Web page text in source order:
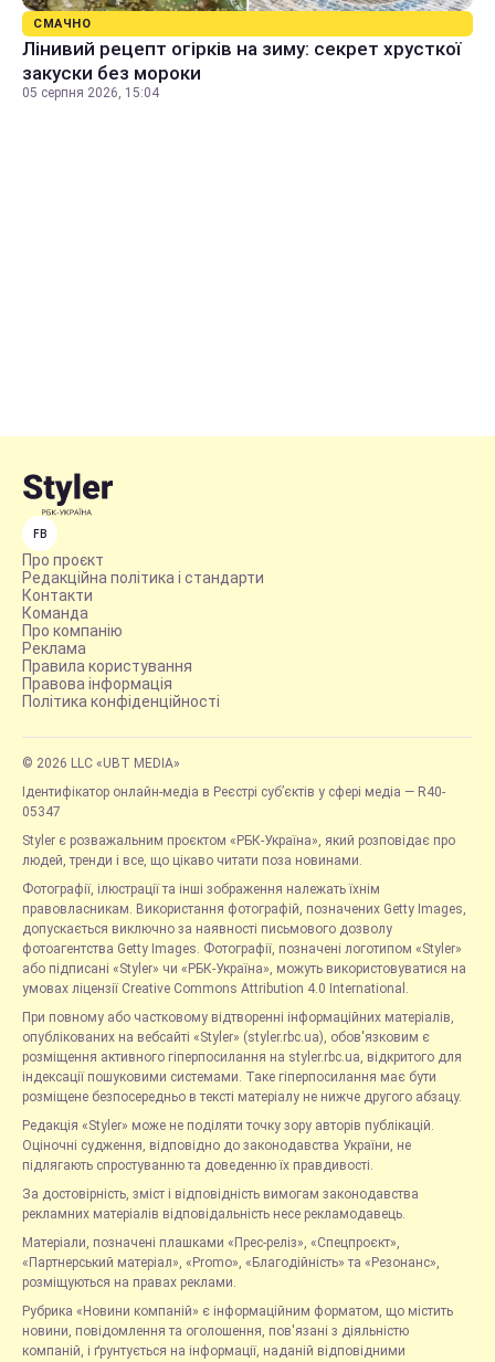
СМАЧНО
Лінивий рецепт огірків на зиму: секрет хрусткої
закуски без мороки
05 серпня 2026, 15:04
FB
Про проєкт
Редакційна політика і стандарти
Контакти
Команда
Про компанію
Реклама
Правила користування
Правова інформація
Політика конфіденційності
© 2026 LLC «UBT MEDIA»
Ідентифікатор онлайн-медіа в Реєстрі суб’єктів у сфері медіа — R40-
05347
Styler є розважальним проєктом «РБК-Україна», який розповідає про
людей, тренди і все, що цікаво читати поза новинами.
Фотографії, ілюстрації та інші зображення належать їхнім
правовласникам. Використання фотографій, позначених Getty Images,
допускається виключно за наявності письмового дозволу
фотоагентства Getty Images. Фотографії, позначені логотипом «Styler»
або підписані «Styler» чи «РБК-Україна», можуть використовуватися на
умовах ліцензії Creative Commons Attribution 4.0 International.
При повному або частковому відтворенні інформаційних матеріалів,
опублікованих на вебсайті «Styler» (styler.rbc.ua), обов'язковим є
розміщення активного гіперпосилання на styler.rbc.ua, відкритого для
індексації пошуковими системами. Таке гіперпосилання має бути
розміщене безпосередньо в тексті матеріалу не нижче другого абзацу.
Редакція «Styler» може не поділяти точку зору авторів публікацій.
Оціночні судження, відповідно до законодавства України, не
підлягають спростуванню та доведенню їх правдивості.
За достовірність, зміст і відповідність вимогам законодавства
рекламних матеріалів відповідальність несе рекламодавець.
Матеріали, позначені плашками «Прес-реліз», «Спецпроєкт»,
«Партнерський матеріал», «Promo», «Благодійність» та «Резонанс»,
розміщуються на правах реклами.
Рубрика «Новини компаній» є інформаційним форматом, що містить
новини, повідомлення та оголошення, пов'язані з діяльністю
компаній, і ґрунтується на інформації, наданій відповідними